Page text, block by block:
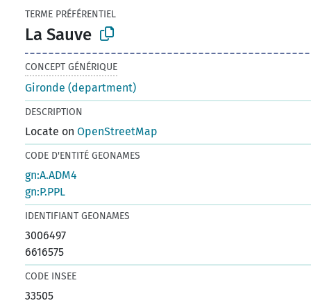
TERME PRÉFÉRENTIEL
La Sauve
CONCEPT GÉNÉRIQUE
Gironde (department)
DESCRIPTION
Locate onOpenStreetMap
CODE D'ENTITÉ GEONAMES
gn:A.ADM4
gn:P.PPL
IDENTIFIANT GEONAMES
3006497
6616575
CODE INSEE
33505